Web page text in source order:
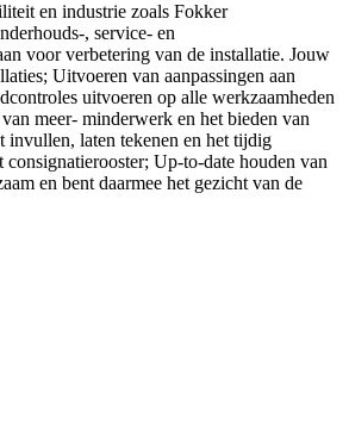
en industrie zoals Fokker
, service- en
voor verbetering van de installatie. Jouw
Uitvoeren van aanpassingen aan
uitvoeren op alle werkzaamheden
meer- minderwerk en het bieden van
invullen, laten tekenen en het tijdig
Up-to-date houden van
en bent daarmee het gezicht van de